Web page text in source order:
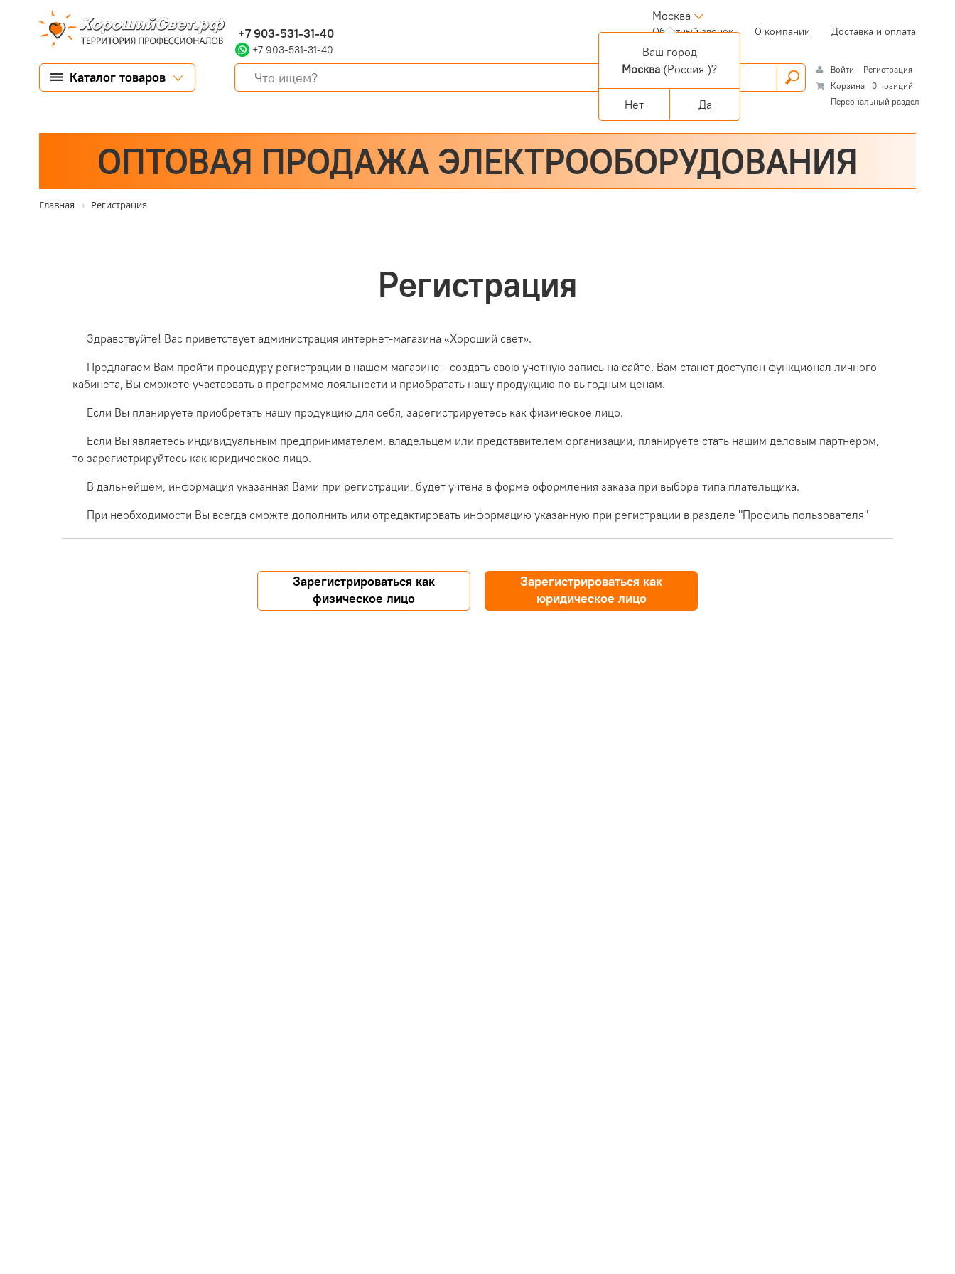
+7 903-531-31-40
+7 903-531-31-40
Москва
Обратный звонок(current)О компании Доставка и оплата
Каталог товаров Войти
Регистрация
Корзина
0 позиций
Персональный раздел
ОПТОВАЯ ПРОДАЖА ЭЛЕКТРООБОРУДОВАНИЯ
Главная Регистрация
Регистрация
Здравствуйте! Вас приветствует администрация интернет-магазина «Хороший свет».
Предлагаем Вам пройти процедуру регистрации в нашем магазине - создать свою учетную запись на сайте. Вам станет доступен функционал личного
кабинета, Вы сможете участвовать в программе лояльности и приобратать нашу продукцию по выгодным ценам.
Если Вы планируете приобретать нашу продукцию для себя, зарегистрируетесь как физическое лицо.
Если Вы являетесь индивидуальным предпринимателем, владельцем или представителем организации, планируете стать нашим деловым партнером,
то зарегистрируйтесь как юридическое лицо.
В дальнейшем, информация указанная Вами при регистрации, будет учтена в форме оформления заказа при выборе типа плательщика.
При необходимости Вы всегда сможте дополнить или отредактировать информацию указанную при регистрации в разделе "Профиль пользователя"
Зарегистрироваться как
физическое лицо
Зарегистрироваться как
юридическое лицо
Ваш город
Москва (Россия )?
Нет Да